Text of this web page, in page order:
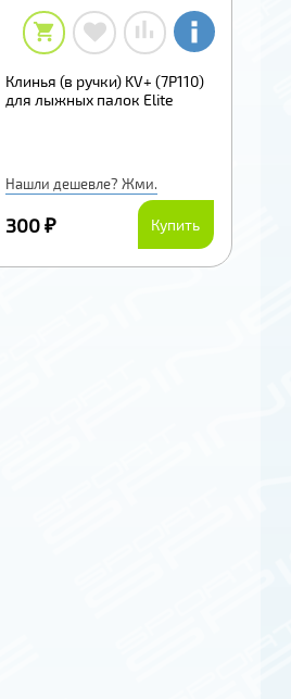
Клинья (в ручки) KV+ (7P110)
для лыжных палок Elite
Нашли дешевле? Жми.
300 ₽ Купить